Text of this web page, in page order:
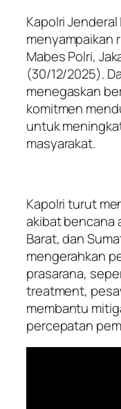
Kapolri
menyampaikan
Mabes Polri,
(30/12/2025).
menegaskan
komitmen
untuk
masyarakat.
Kapolri turut
akibat bencana
Barat, dan
mengerahkan
prasarana,
treatment,
membantu
percepatan